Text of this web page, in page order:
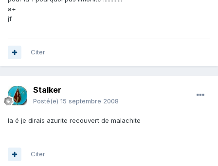
a+
jf
Citer
Stalker
Posté(e) 15 septembre 2008
la é je dirais azurite recouvert de malachite
Citer